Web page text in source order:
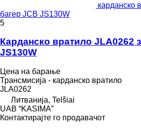
карданско
багер JCB JS130W
5
Карданско вратило JLA0262
JS130W
Цена на барање
Трансмисија - карданско вратило
JLA0262
Литванија, Telšiai
UAB “KASIMA”
Контактирајте го продавачот